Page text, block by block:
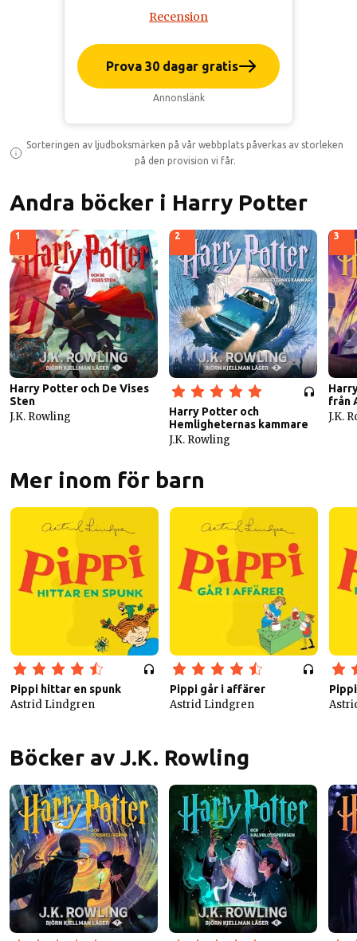
Recension
Prova 30 dagar gratis
Annonslänk
Sorteringen av ljudboksmärken på vår webbplats påverkas av storleken
på den provision vi får.
Andra böcker i Harry Potter
1
Harry Potter och De Vises
Sten
J.K. Rowling
2
Harry Potter och
Hemligheternas kammare
J.K. Rowling
3
från
J.K.
Mer inom för barn
Pippi hittar en spunk
Astrid Lindgren
Pippi går i affärer
Astrid Lindgren
Böcker av J.K. Rowling